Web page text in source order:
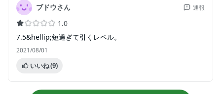
ブドウさん 通報
1.0
7.5&hellip;短過ぎて引くレベル。
2021/08/01
いいね(9)